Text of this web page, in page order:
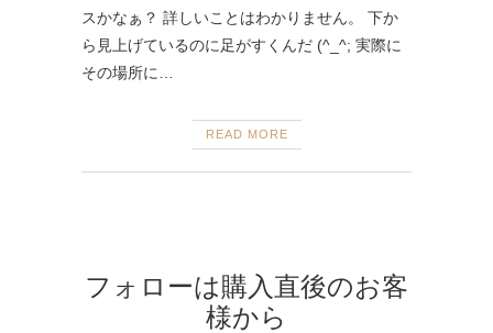
スかなぁ？ 詳しいことはわかりません。 下か
ら見上げているのに足がすくんだ (^_^; 実際に
その場所に…
READ MORE
フォローは購入直後のお客
様から